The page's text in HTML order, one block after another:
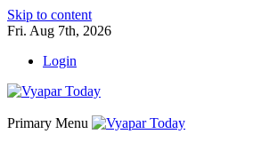
Skip to content
Fri. Aug 7th, 2026
Login
Primary Menu